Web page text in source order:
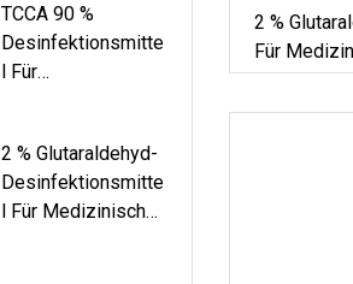
Methode,
Farbloses
Desinfektionsmitte
TCCA 90 %
Desinfektionsmitte
L Für
2 % Glutaraldehyd-
Desinfektionsmitte
L Für Medizinische
2 %
Für